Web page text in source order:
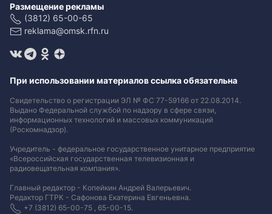
Размещение рекламы
(3812) 65-00-65
reklama@omsk.rfn.ru
При использовании материалов ссылка обязательна
Свидетельство о регистрации ЭЛ № ФС 77-59166 от 22.08.2014.
Выдано Федеральной службой по надзору в сфере связи,
информационных технологий и массовых коммуникаций
(Роскомнадзор).
Учредитель - федеральное государственное унитарное предприятие
«Всероссийская государственная телевизионная и
радиовещательная компания».
Главный редактор - Копейкин Андрей Валерьевич.
Редактор ГТРК - Сафонова Екатерина Евгеньевна.
+7 (3812) 65-00-75 , 65-00-15.